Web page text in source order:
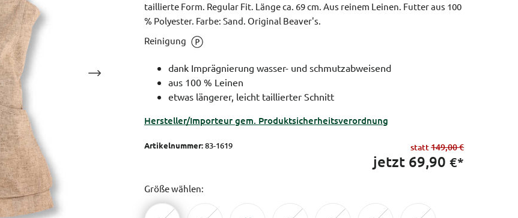
taillierte Form. Regular Fit. Länge ca. 69 cm. Aus reinem Leinen. Futter aus 100
% Polyester. Farbe: Sand. Original Beaver's.
Reinigung
dank Imprägnierung wasser- und schmutzabweisend
aus 100 % Leinen
etwas längerer, leicht taillierter Schnitt
Hersteller/Importeur gem. Produktsicherheitsverordnung
Artikelnummer:83-1619 statt149,00 €
jetzt 69,90 €*
Größe wählen: